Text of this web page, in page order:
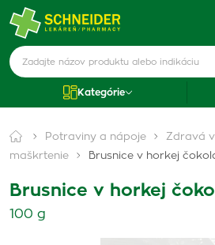
Kategórie
Potraviny a nápoje Zdravá
maškrtenie
Brusnice v horkej
Brusnice v horkej
100 g